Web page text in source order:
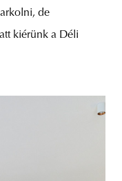
de
kiérünk a Déli